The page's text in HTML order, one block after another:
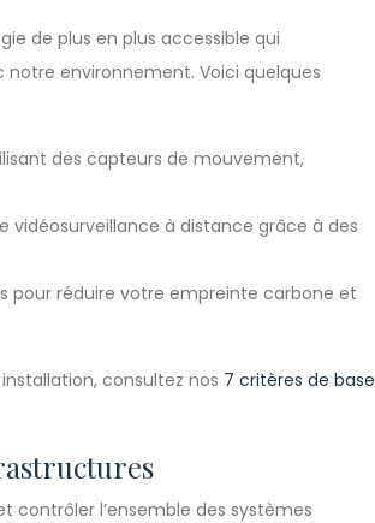
de plus en plus accessible qui
environnement. Voici quelques
des capteurs de mouvement,
vidéosurveillance à distance grâce à des
pour réduire votre empreinte carbone et
consultez nos 7 critères de base
contrôler l’ensemble des systèmes